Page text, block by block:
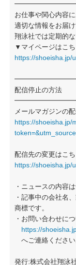
お仕事や関心内容
適切な情報をお届
翔泳社では定期的
▼マイページはこち
https://shoeisha.jp/
配信停止の方法
メールマガジンの
https://shoeisha.jp/
配信先の変更はこ
https://shoeisha.jp/
・ニュースの内容
・記事中の会社名
商標です。
・お問い合わせにつ
https://
へご連絡ください
発行:株式会社翔泳